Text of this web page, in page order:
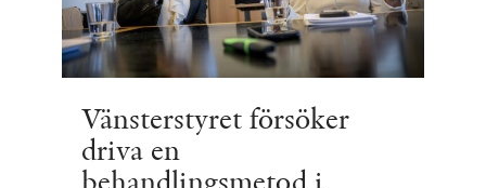
Vänsterstyret försöker
driva en